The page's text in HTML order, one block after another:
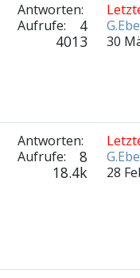
Antworten:
4
Aufrufe:
4013
30
Antworten:
8
Aufrufe:
18.4k
28